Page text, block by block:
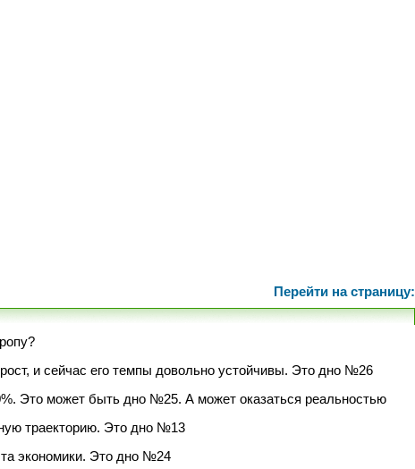
Перейти на страницу:
и сейчас его темпы довольно устойчивы. Это дно №26
Это может быть дно №25. А может оказаться реальностью
траекторию. Это дно №13
экономики. Это дно №24